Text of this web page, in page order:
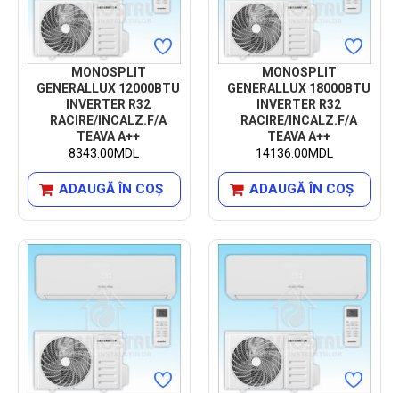
MONOSPLIT
GENERALLUX 12000BTU
INVERTER R32
RACIRE/INCALZ.F/A
TEAVA A++
8343.00MDL
ADAUGĂ ÎN COŞ
MONOSPLIT
GENERALLUX 18000BTU
INVERTER R32
RACIRE/INCALZ.F/A
TEAVA A++
14136.00MDL
ADAUGĂ ÎN COŞ